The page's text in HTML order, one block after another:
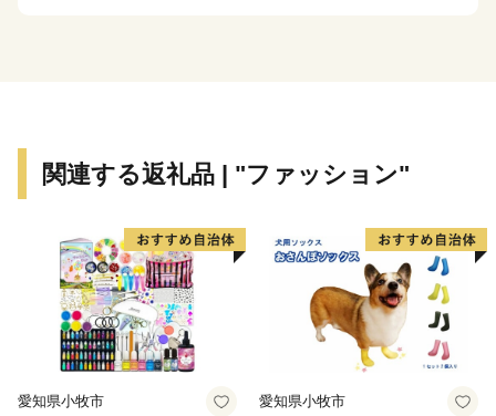
関連する返礼品 | "ファッション"
愛知県小牧市 愛知県小牧市